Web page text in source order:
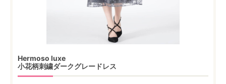
Hermoso luxe
小花柄刺繍ダークグレードレス